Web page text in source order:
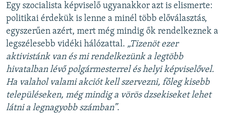
Egy szocialista képviselő ugyanakkor azt is elismerte:
politikai érdekük is lenne a minél több előválasztás,
egyszerűen azért, mert még mindig ők rendelkeznek a
legszélesebb vidéki hálózattal. „Tizenöt ezer
aktivistánk van és mi rendelkezünk a legtöbb
hivatalban lévő polgármesterrel és helyi képviselővel.
Ha valahol valami akciót kell szervezni, főleg kisebb
településeken, még mindig a vörös dzsekiseket lehet
látni a legnagyobb számban”.